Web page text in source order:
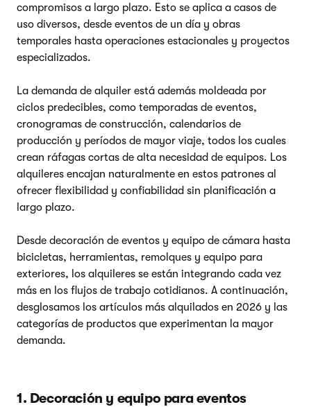
compromisos a largo plazo. Esto se aplica a casos de
uso diversos, desde eventos de un día y obras
temporales hasta operaciones estacionales y proyectos
especializados.
La demanda de alquiler está además moldeada por
ciclos predecibles, como temporadas de eventos,
cronogramas de construcción, calendarios de
producción y períodos de mayor viaje, todos los cuales
crean ráfagas cortas de alta necesidad de equipos. Los
alquileres encajan naturalmente en estos patrones al
ofrecer flexibilidad y confiabilidad sin planificación a
largo plazo.
Desde decoración de eventos y equipo de cámara hasta
bicicletas, herramientas, remolques y equipo para
exteriores, los alquileres se están integrando cada vez
más en los flujos de trabajo cotidianos. A continuación,
desglosamos los artículos más alquilados en 2026 y las
categorías de productos que experimentan la mayor
demanda.
1. Decoración y equipo para eventos